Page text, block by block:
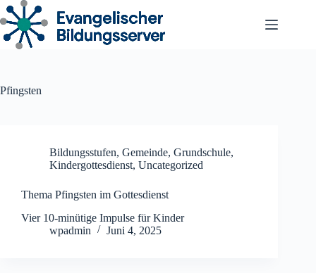
Zum
Inhalt
springen
Pfingsten
Bildungsstufen, Gemeinde, Grundschule,
Kindergottesdienst, Uncategorized
Thema Pfingsten im Gottesdienst
Vier 10-minütige Impulse für Kinder
wpadmin
Juni 4, 2025